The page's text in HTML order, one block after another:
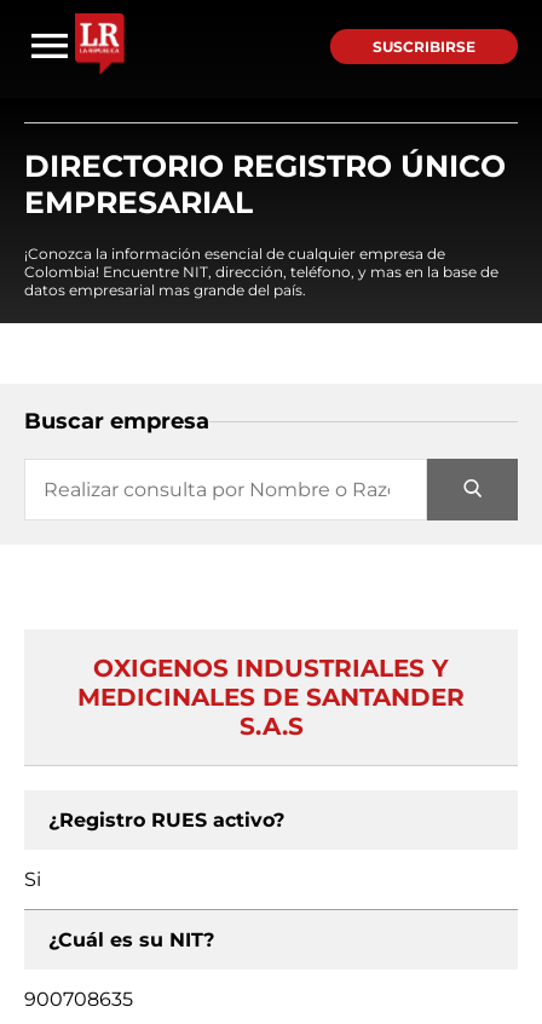
SUSCRIBIRSE
DIRECTORIO REGISTRO ÚNICO
EMPRESARIAL
¡Conozca la información esencial de cualquier empresa de
Colombia! Encuentre NIT, dirección, teléfono, y mas en la base de
datos empresarial mas grande del país.
Buscar empresa
OXIGENOS INDUSTRIALES Y
MEDICINALES DE SANTANDER
S.A.S
¿Registro RUES activo?
Si
¿Cuál es su NIT?
900708635